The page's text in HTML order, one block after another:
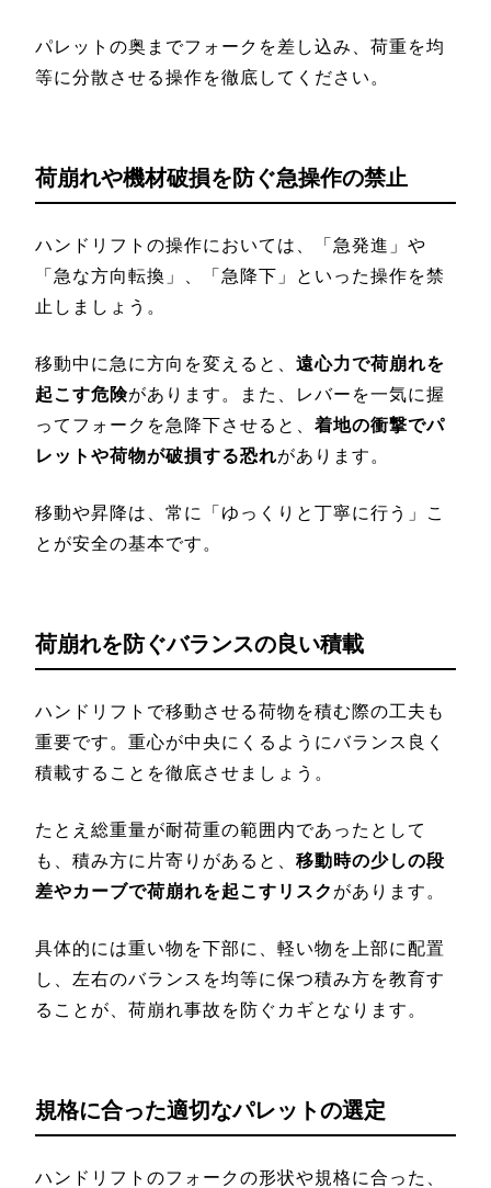
パレットの奥までフォークを差し込み、荷重を均
等に分散させる操作を徹底してください。
荷崩れや機材破損を防ぐ急操作の禁止
ハンドリフトの操作においては、「急発進」や
「急な方向転換」、「急降下」といった操作を禁
止しましょう。
移動中に急に方向を変えると、 遠心力で荷崩れを
起こす危険があります。また、レバーを一気に握
ってフォークを急降下させると、 着地の衝撃でパ
レットや荷物が破損する恐れがあります。
移動や昇降は、常に「ゆっくりと丁寧に行う」こ
とが安全の基本です。
荷崩れを防ぐバランスの良い積載
ハンドリフトで移動させる荷物を積む際の工夫も
重要です。重心が中央にくるようにバランス良く
積載することを徹底させましょう。
たとえ総重量が耐荷重の範囲内であったとして
も、積み方に片寄りがあると、 移動時の少しの段
差やカーブで荷崩れを起こすリスク があります。
具体的には重い物を下部に、軽い物を上部に配置
し、左右のバランスを均等に保つ積み方を教育す
ることが、荷崩れ事故を防ぐカギとなります。
規格に合った適切なパレットの選定
ハンドリフトのフォークの形状や規格に合った、